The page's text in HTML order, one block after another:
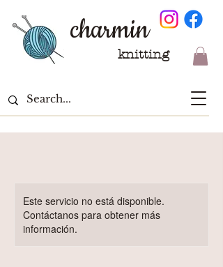
charmin
knitting
Este servicio no está disponible.
Contáctanos para obtener más
información.